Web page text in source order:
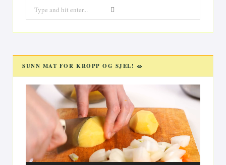
for:
SUNN MAT FOR KROPP OG SJEL! 🥗
Videoavspiller